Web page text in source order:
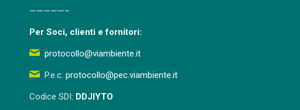
—————–
Per Soci, clienti e fornitori:
protocollo@viambiente.it
P.e.c. protocollo@pec.viambiente.it
Codice SDI: DDJIYTO